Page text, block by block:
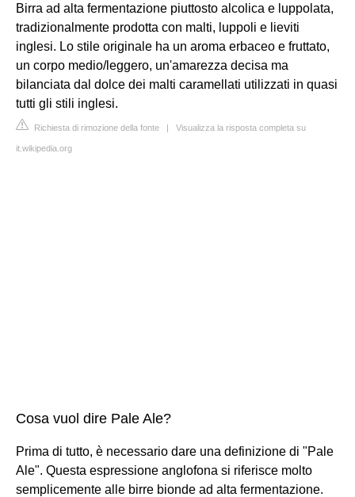
Birra ad alta fermentazione piuttosto alcolica e luppolata,
tradizionalmente prodotta con malti, luppoli e lieviti
inglesi. Lo stile originale ha un aroma erbaceo e fruttato,
un corpo medio/leggero, un'amarezza decisa ma
bilanciata dal dolce dei malti caramellati utilizzati in quasi
tutti gli stili inglesi.
Richiesta di rimozione della fonte | Visualizza la risposta completa su
it.wikipedia.org
Cosa vuol dire Pale Ale?
Prima di tutto, è necessario dare una definizione di "Pale
Ale". Questa espressione anglofona si riferisce molto
semplicemente alle birre bionde ad alta fermentazione.